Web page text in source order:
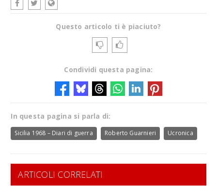
Questo articolo ti è piaciuto?
Condividi questa pagina:
In questa pagina si parla di:
Sicilia 1968 – Diari di guerra Roberto Guarnieri Ucronica
ARTICOLI CORRELATI